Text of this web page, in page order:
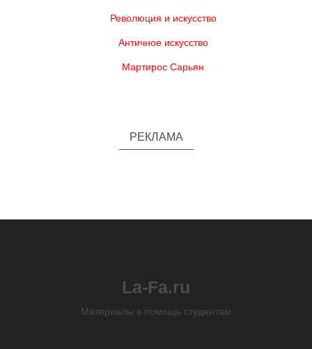
Революция и искусство
Античное искусство
Мартирос Сарьян
РЕКЛАМА
La-Fa.ru
Материалы в помощь студентам